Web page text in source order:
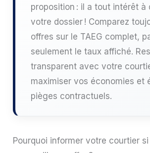
proposition : il a tout intérêt à
votre dossier ! Comparez
offres sur le TAEG complet,
seulement le taux affiché.
transparent avec votre
maximiser vos économies et
pièges contractuels.
Pourquoi informer votre courtier